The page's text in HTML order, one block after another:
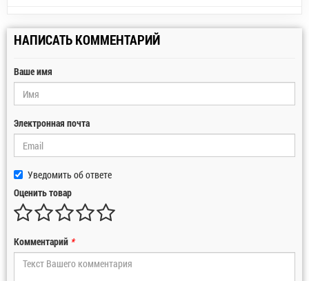
НАПИСАТЬ КОММЕНТАРИЙ
Ваше имя
Электронная почта
Уведомить об ответе
Оценить товар
Комментарий *